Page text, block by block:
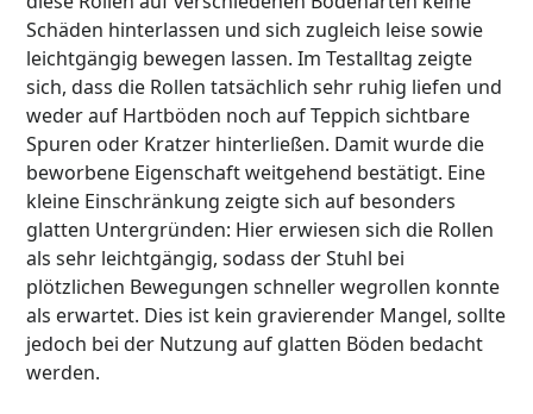
Schäden hinterlassen und sich zugleich leise sowie
leichtgängig bewegen lassen. Im Testalltag zeigte
sich, dass die Rollen tatsächlich sehr ruhig liefen und
weder auf Hartböden noch auf Teppich sichtbare
Spuren oder Kratzer hinterließen. Damit wurde die
beworbene Eigenschaft weitgehend bestätigt. Eine
kleine Einschränkung zeigte sich auf besonders
glatten Untergründen: Hier erwiesen sich die Rollen
als sehr leichtgängig, sodass der Stuhl bei
plötzlichen Bewegungen schneller wegrollen konnte
als erwartet. Dies ist kein gravierender Mangel, sollte
jedoch bei der Nutzung auf glatten Böden bedacht
werden.